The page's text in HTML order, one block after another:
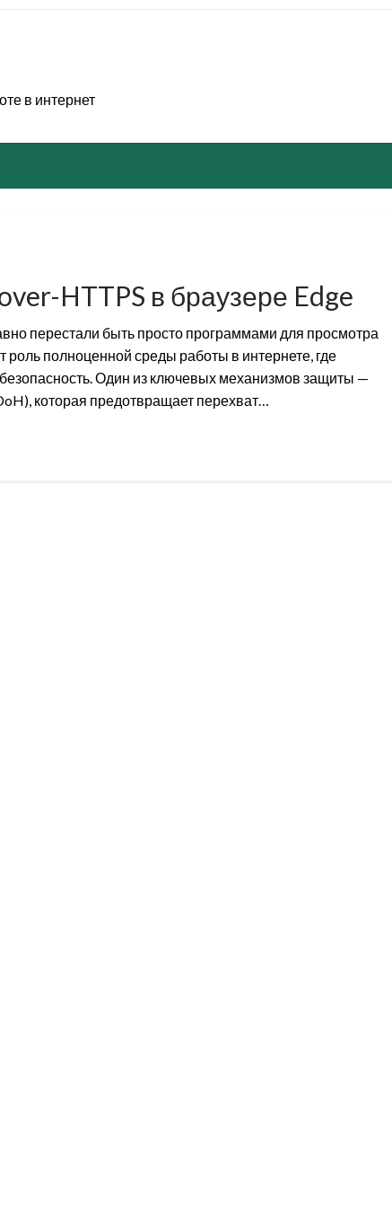
в интернет
HTTPS в браузере Edge
перестали быть просто программами для просмотра
полноценной среды работы в интернете, где
Один из ключевых механизмов защиты —
которая предотвращает перехват…